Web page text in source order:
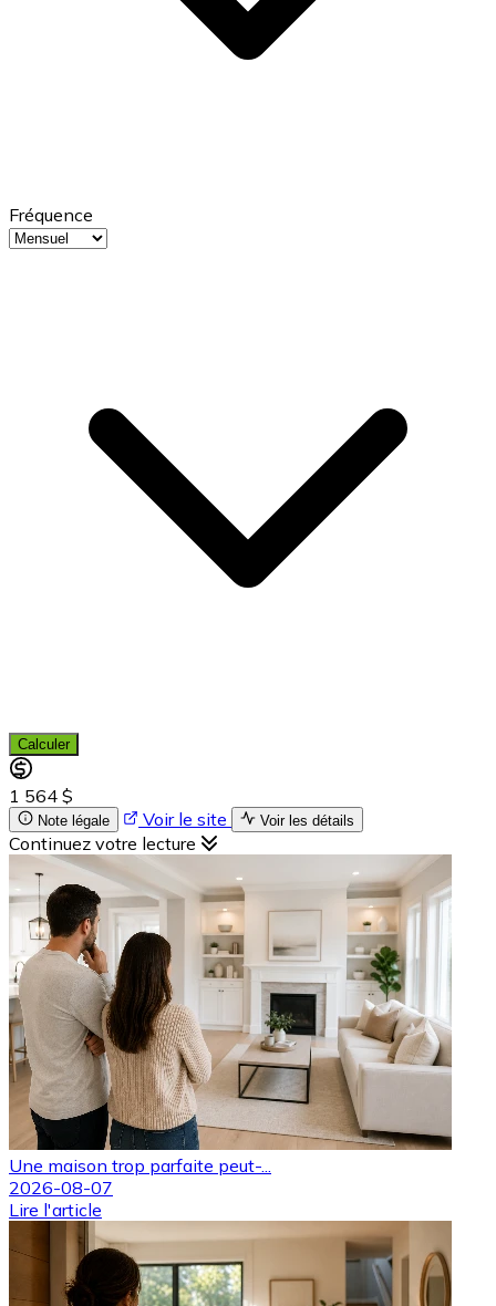
Fréquence
Calculer
1 564 $
Note légale Voir le site Voir les détails
Continuez votre lecture
Une maison trop parfaite peut-...
2026-08-07
Lire l'article